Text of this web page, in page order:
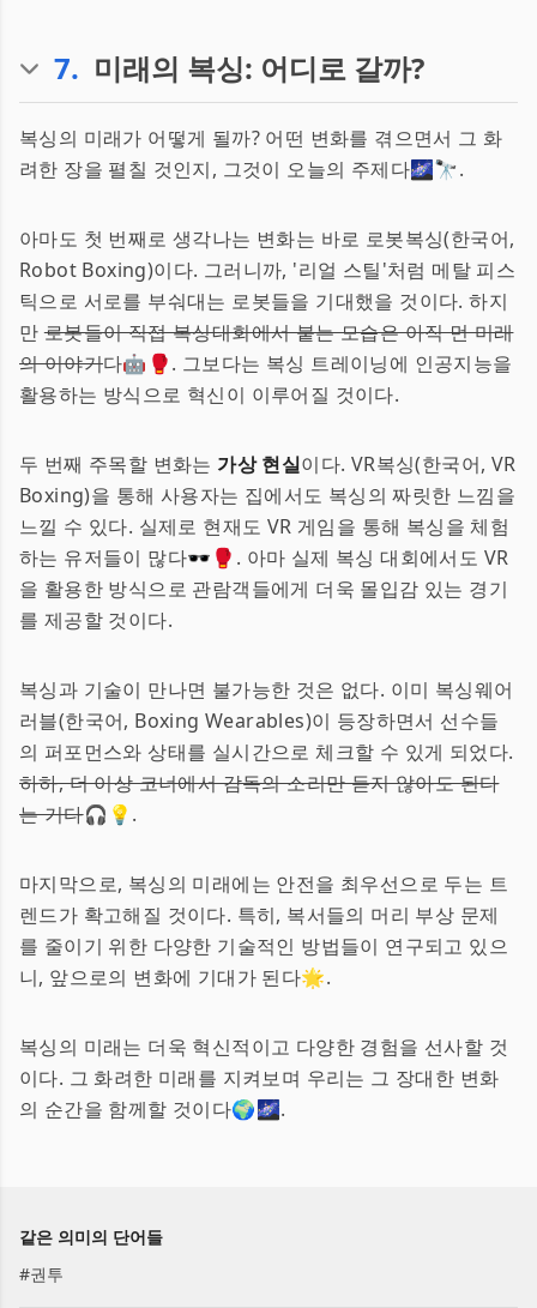
7. 미래의 복싱: 어디로 갈까?
복싱의 미래가 어떻게 될까? 어떤 변화를 겪으면서 그 화
려한 장을 펼칠 것인지, 그것이 오늘의 주제다🌌🔭.
아마도 첫 번째로 생각나는 변화는 바로 로봇복싱(한국어,
Robot Boxing)이다. 그러니까, '리얼 스틸'처럼 메탈 피스
틱으로 서로를 부숴대는 로봇들을 기대했을 것이다. 하지
만로봇들이 직접 복싱대회에서 붙는 모습은 아직 먼 미래
의 이야기다🤖🥊. 그보다는 복싱 트레이닝에 인공지능을
활용하는 방식으로 혁신이 이루어질 것이다.
두 번째 주목할 변화는 가상 현실이다. VR복싱(한국어, VR
Boxing)을 통해 사용자는 집에서도 복싱의 짜릿한 느낌을
느낄 수 있다. 실제로 현재도 VR 게임을 통해 복싱을 체험
하는 유저들이 많다🕶🥊. 아마 실제 복싱 대회에서도 VR
을 활용한 방식으로 관람객들에게 더욱 몰입감 있는 경기
를 제공할 것이다.
복싱과 기술이 만나면 불가능한 것은 없다. 이미 복싱웨어
러블(한국어, Boxing Wearables)이 등장하면서 선수들
의 퍼포먼스와 상태를 실시간으로 체크할 수 있게 되었다.
하하, 더 이상 코너에서 감독의 소리만 듣지 않아도 된다
는 거다🎧💡.
마지막으로, 복싱의 미래에는 안전을 최우선으로 두는 트
렌드가 확고해질 것이다. 특히, 복서들의 머리 부상 문제
를 줄이기 위한 다양한 기술적인 방법들이 연구되고 있으
니, 앞으로의 변화에 기대가 된다🌟.
복싱의 미래는 더욱 혁신적이고 다양한 경험을 선사할 것
이다. 그 화려한 미래를 지켜보며 우리는 그 장대한 변화
의 순간을 함께할 것이다🌍🌌.
같은 의미의 단어들
#권투